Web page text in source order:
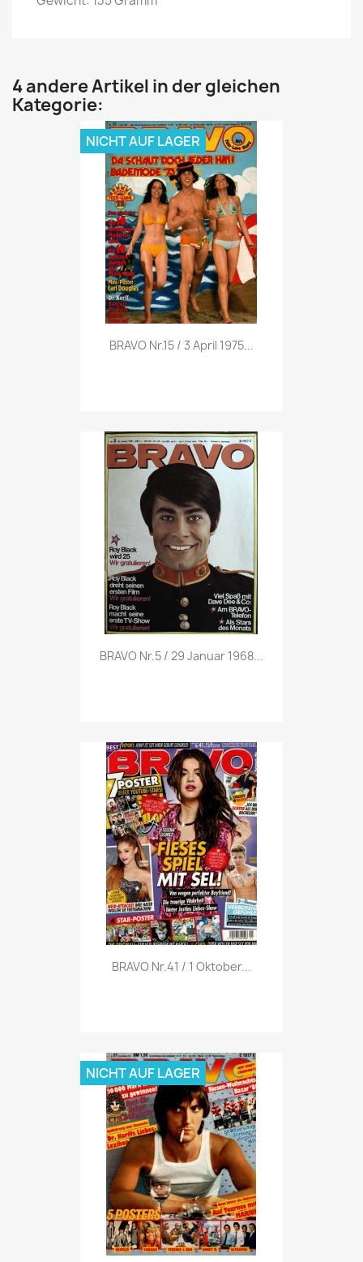
4 andere Artikel in der gleichen
Kategorie:
Vorschau
BRAVO Nr.15 / 3 April 1975...
NICHT AUF LAGER
 Vorschau
BRAVO Nr.5 / 29 Januar 1968...
Vorschau
BRAVO Nr.41 / 1 Oktober...
NICHT AUF LAGER